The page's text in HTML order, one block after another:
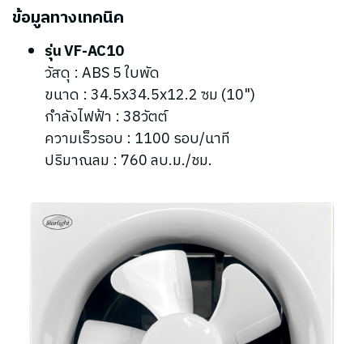
ข้อมูลทางเทคนิค
รุ่น VF-AC10
วัสดุ : ABS 5 ใบพัด
ขนาด : 34.5x34.5x12.2 ซม (10")
กำลังไฟฟ้า : 38วัตต์
ความเร็วรอบ : 1100 รอบ/นาที
ปริมาณลม : 760 ลบ.ม./ชม.